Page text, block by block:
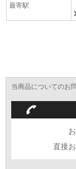
最寄駅
当商品についてのお
直接